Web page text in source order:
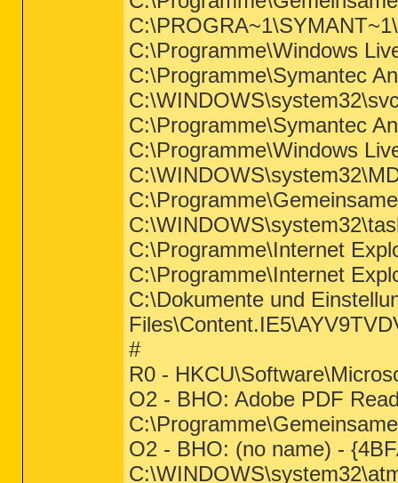
C:\Programme\Windows
C:\Programme\Symantec
C:\Programme\Symantec
C:\Programme\Windows
C:\Programme\Internet
C:\Programme\Internet
C:\Dokumente und
#
R0 -
O2 - BHO: Adobe PDF
O2 - BHO: (no name) -